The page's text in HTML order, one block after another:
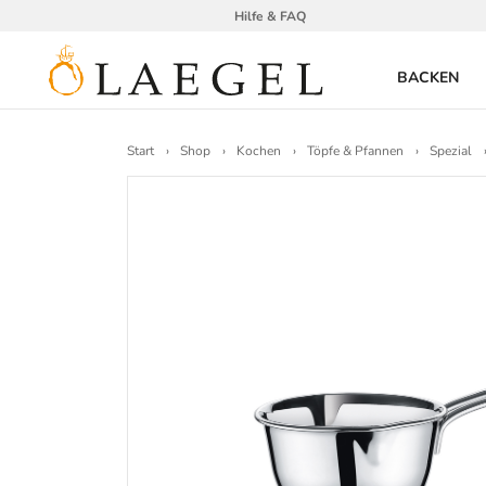
Hilfe & FAQ
BACKEN
Start Shop Kochen Töpfe & Pfannen Spezial